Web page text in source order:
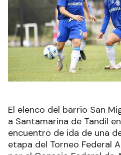
El elenco del barrio San
a Santamarina de Tandil
encuentro de ida de una
etapa del Torneo Federal